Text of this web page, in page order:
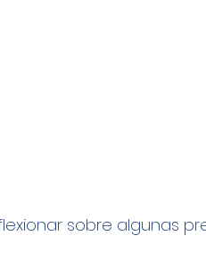
sobre algunas